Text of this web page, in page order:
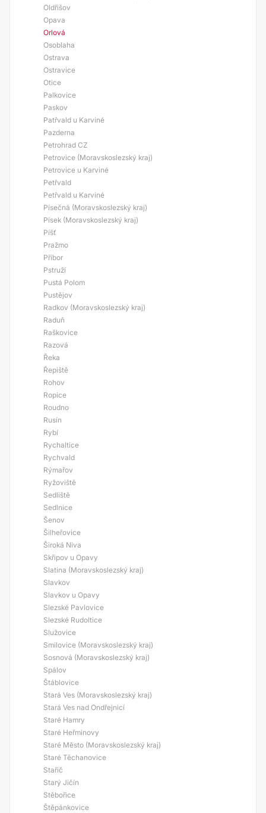
Oldřišov
Opava
Orlová
Osoblaha
Ostrava
Ostravice
Otice
Palkovice
Paskov
Patřvald u Karviné
Pazderna
Petrohrad CZ
Petrovice (Moravskoslezský kraj)
Petrovice u Karviné
Petřvald
Petřvald u Karviné
Písečná (Moravskoslezský kraj)
Písek (Moravskoslezský kraj)
Píšť
Pražmo
Příbor
Pstruží
Pustá Polom
Pustějov
Radkov (Moravskoslezský kraj)
Raduň
Raškovice
Razová
Řeka
Řepiště
Rohov
Ropice
Roudno
Rusín
Rybí
Rychaltice
Rychvald
Rýmařov
Ryžoviště
Sedliště
Sedlnice
Šenov
Šilheřovice
Široká Niva
Skřipov u Opavy
Slatina (Moravskoslezský kraj)
Slavkov
Slavkov u Opavy
Slezské Pavlovice
Slezské Rudoltice
Služovice
Smilovice (Moravskoslezský kraj)
Sosnová (Moravskoslezský kraj)
Spálov
Štáblovice
Stará Ves (Moravskoslezský kraj)
Stará Ves nad Ondřejnicí
Staré Hamry
Staré Heřminovy
Staré Město (Moravskoslezský kraj)
Staré Těchanovice
Stařič
Starý Jičín
Stěbořice
Štěpánkovice